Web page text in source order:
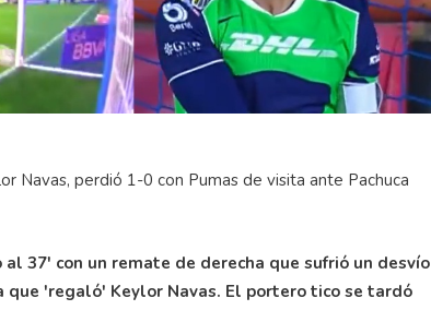
Navas, perdió 1-0 con Pumas de visita ante Pachuca
37' con un remate de derecha que sufrió un desvío
que 'regaló' Keylor Navas. El portero tico se tardó